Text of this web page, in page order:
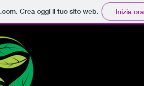
.com. Crea oggi il tuo sito web. Inizia ora